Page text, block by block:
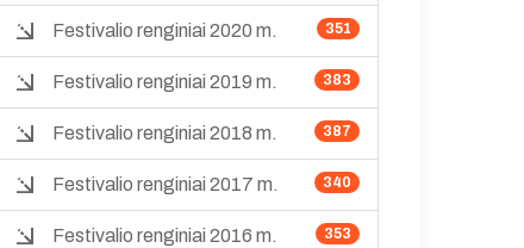
351
Festivalio renginiai 2020 m.
383
Festivalio renginiai 2019 m.
387
Festivalio renginiai 2018 m.
340
Festivalio renginiai 2017 m.
353
Festivalio renginiai 2016 m.